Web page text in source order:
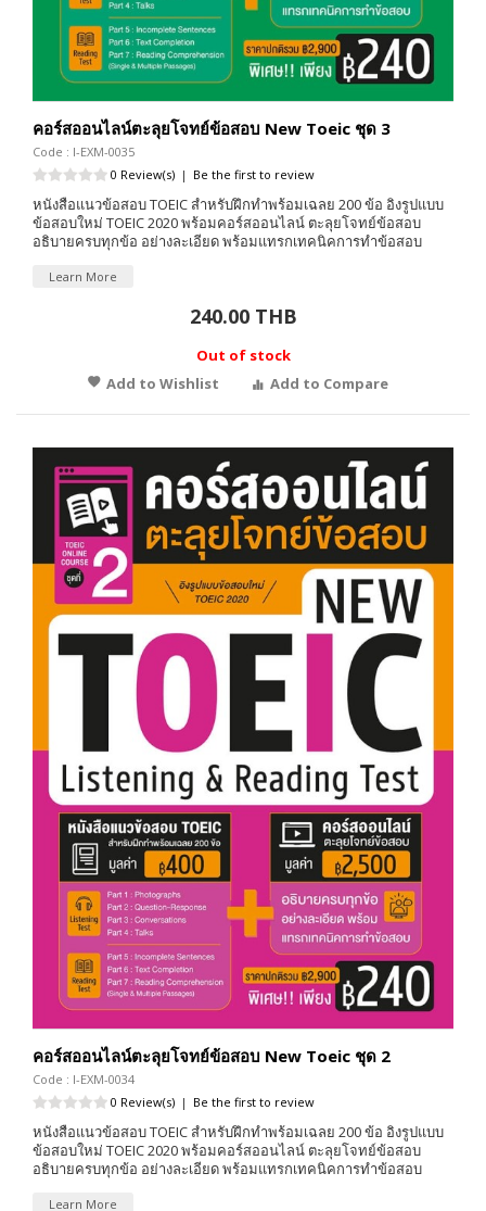
คอร์สออนไลน์ตะลุยโจทย์ข้อสอบ New Toeic ชุด 3
Code : I-EXM-0035
0 Review(s) | Be the first to review
หนังสือแนวข้อสอบ TOEIC สำหรับฝึกทำพร้อมเฉลย 200 ข้อ อิงรูปแบบ
ข้อสอบใหม่ TOEIC 2020 พร้อมคอร์สออนไลน์ ตะลุยโจทย์ข้อสอบ
อธิบายครบทุกข้อ อย่างละเอียด พร้อมแทรกเทคนิคการทำข้อสอบ
Learn More
240.00 THB
Out of stock
Add to Wishlist
Add to Compare
คอร์สออนไลน์ตะลุยโจทย์ข้อสอบ New Toeic ชุด 2
Code : I-EXM-0034
0 Review(s) | Be the first to review
หนังสือแนวข้อสอบ TOEIC สำหรับฝึกทำพร้อมเฉลย 200 ข้อ อิงรูปแบบ
ข้อสอบใหม่ TOEIC 2020 พร้อมคอร์สออนไลน์ ตะลุยโจทย์ข้อสอบ
อธิบายครบทุกข้อ อย่างละเอียด พร้อมแทรกเทคนิคการทำข้อสอบ
Learn More